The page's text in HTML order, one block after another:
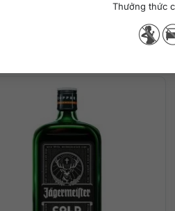
Thưởng thức
700ml
event, tiệc tùng của bạn trẻ trở
với rượu mùi Jagermeister,
700ml
Sản